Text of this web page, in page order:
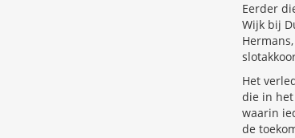
Eerder
Wijk bij
Het
die in
waarin
de